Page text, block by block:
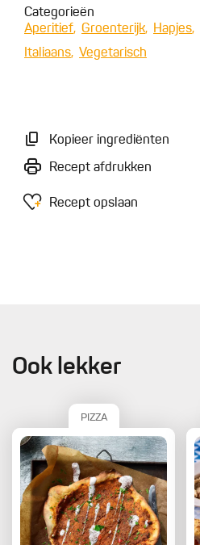
Categorieën
Aperitief
Groenterijk Hapjes
Italiaans
Vegetarisch
Kopieer ingrediënten
Recept afdrukken
Recept opslaan
Ook lekker
PIZZA